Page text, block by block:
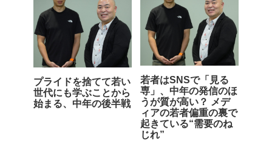
プライドを捨てて若い
世代にも学ぶことから
始まる、中年の後半戦
若者はSNSで「見る
専」、中年の発信のほ
うが質が高い？ メデ
ィアの若者偏重の裏で
起きている“需要のね
じれ”